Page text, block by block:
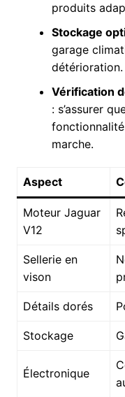
produits
Stockage
garage
détérioration.
Vérification
: s’assurer
marche.
Aspect
Moteur Jaguar
V12
Sellerie en
vison
Détails dorés
Stockage
Électronique